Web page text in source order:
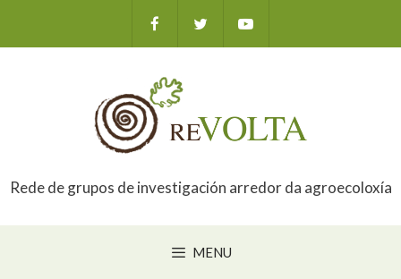
Rede de grupos de investigación arredor da agroecoloxía
MENU